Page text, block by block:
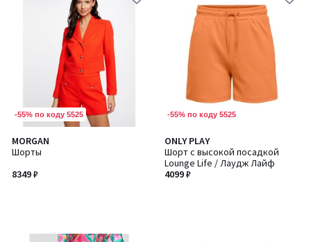
-55% по коду 5525
MORGAN
Шорты
8349 ₽
-55% по коду 5525
ONLY PLAY
Шорт с высокой посадкой
Lounge Life / Лаудж Лайф
4099 ₽